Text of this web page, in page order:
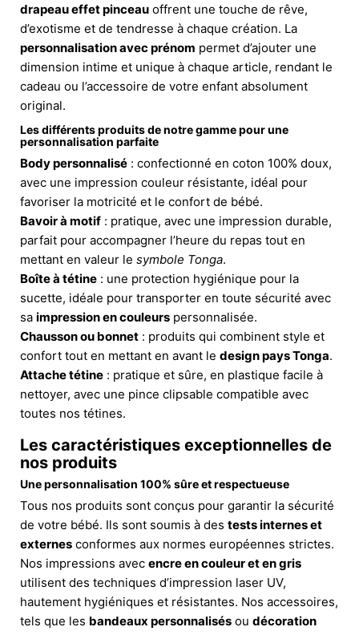
drapeau effet pinceau offrent une touche de rêve,
d’exotisme et de tendresse à chaque création. La
personnalisation avec prénom permet d’ajouter une
dimension intime et unique à chaque article, rendant le
cadeau ou l’accessoire de votre enfant absolument
original.
Les différents produits de notre gamme pour une
personnalisation parfaite
Body personnalisé : confectionné en coton 100% doux,
avec une impression couleur résistante, idéal pour
favoriser la motricité et le confort de bébé.
Bavoir à motif : pratique, avec une impression durable,
parfait pour accompagner l’heure du repas tout en
mettant en valeur le symbole Tonga.
Boîte à tétine : une protection hygiénique pour la
sucette, idéale pour transporter en toute sécurité avec
sa impression en couleurs personnalisée.
Chausson ou bonnet : produits qui combinent style et
confort tout en mettant en avant le design pays Tonga.
Attache tétine : pratique et sûre, en plastique facile à
nettoyer, avec une pince clipsable compatible avec
toutes nos tétines.
Les caractéristiques exceptionnelles de
nos produits
Une personnalisation 100% sûre et respectueuse
Tous nos produits sont conçus pour garantir la sécurité
de votre bébé. Ils sont soumis à des tests internes et
externes conformes aux normes européennes strictes.
Nos impressions avec encre en couleur et en gris
utilisent des techniques d’impression laser UV,
hautement hygiéniques et résistantes. Nos accessoires,
tels que les bandeaux personnalisés ou décoration